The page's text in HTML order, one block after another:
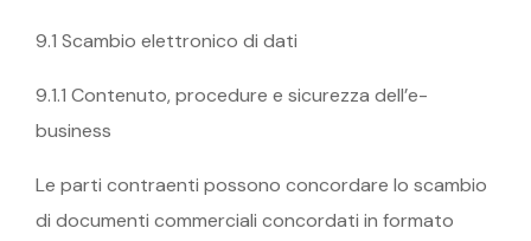
9.1 Scambio elettronico di dati
9.1.1 Contenuto, procedure e sicurezza dell’e-
business
Le parti contraenti possono concordare lo scambio
di documenti commerciali concordati in formato